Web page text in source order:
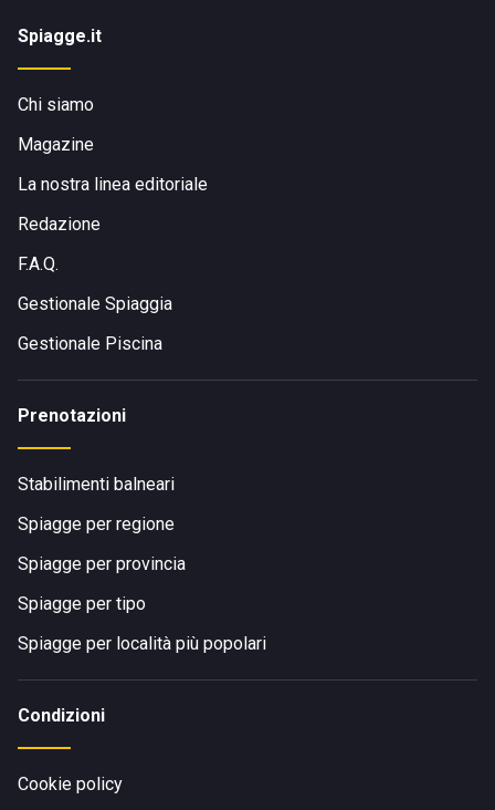
Spiagge.it
Chi siamo
Magazine
La nostra linea editoriale
Redazione
F.A.Q.
Gestionale Spiaggia
Gestionale Piscina
Prenotazioni
Stabilimenti balneari
Spiagge per regione
Spiagge per provincia
Spiagge per tipo
Spiagge per località più popolari
Condizioni
Cookie policy